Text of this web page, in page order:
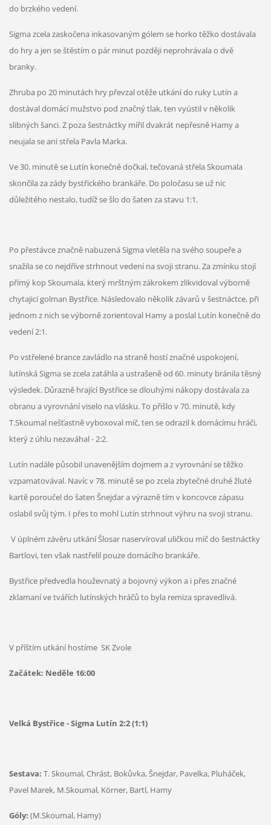
do brzkého vedení.
Sigma zcela zaskočena inkasovaným gólem se horko těžko dostávala
do hry a jen se štěstím o pár minut později neprohrávala o dvě
branky.
Zhruba po 20 minutách hry převzal otěže utkání do ruky Lutín a
dostávaldomácí mužstvo pod značný tlak, ten vyústil v několik
slibných šanci. Z poza šestnáctky mířil dvakrát nepřesně Hamy a
neujala se ani střela Pavla Marka.
Ve 30. minutě se Lutín konečně dočkal, tečovaná střela Skoumala
skončila za zády bystřického brankáře. Do poločasu se už nic
důležitého nestalo, tudíž se šlo do šaten za stavu 1:1.
Po přestávce značně nabuzená Sigma vletěla na svého soupeře a
snažila se co nejdříve strhnout vedení na svoji stranu. Za zmínku stojí
přímý kop Skoumala, který mrštným zákrokem zlikvidoval výborně
chytajicí golman Bystřice. Následovalo několik závarů v šestnáctce, při
jednom z nich se výborně zorientoval Hamy a poslal Lutín konečně do
vedení 2:1.
Po vstřelené brance zavládlo na straně hostí značné uspokojení,
lutínská Sigma se zcela zatáhla a ustrašeně od 60. minuty bránila těsný
výsledek. Důrazně hrající Bystřice se dlouhými nákopy dostávala za
obranu a vyrovnání viselo na vlásku. To přišlo v 70. minutě, kdy
T.Skoumal nešťastně vyboxoval míč, ten se odrazil k domácímu hráči,
který z úhlu nezaváhal - 2:2.
Lutín nadále působil unavenějším dojmem a z vyrovnání se těžko
vzpamatovával. Navíc v 78. minutě se po zcela zbytečné druhé žluté
kartě poroučel do šaten Šnejdar a výrazně tím v koncovce zápasu
oslabil svůj tým. I přes to mohl Lutín strhnout výhru na svoji stranu.
V úplném závěru utkání Šlosar naservíroval uličkou míč do šestnáctky
Bartlovi, ten však nastřelil pouze domácího brankáře.
Bystřice předvedla houževnatý a bojovný výkon a i přes značné
zklamaní ve tvářích lutínských hráčů to byla remiza spravedlivá.
V příštím utkání hostíme SK Zvole
Začátek: Neděle 16:00
Velká Bystřice - Sigma Lutín 2:2 (1:1)
Sestava: T. Skoumal, Chrást, Bokůvka, Šnejdar, Pavelka, Pluháček,
Pavel Marek, M.Skoumal, Körner, Bartl, Hamy
Góly: (M.Skoumal, Hamy)